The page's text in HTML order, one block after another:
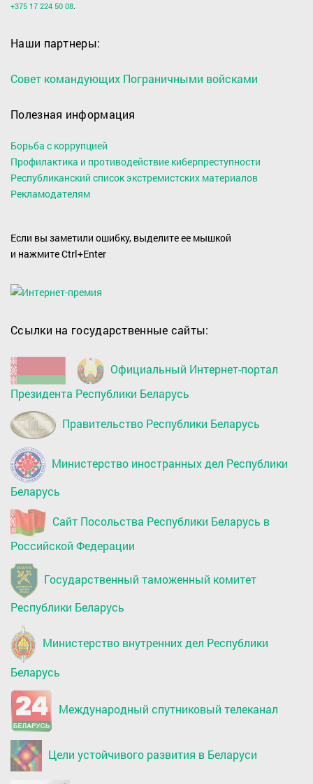
+375 17 224 50 08.
Наши партнеры:
Совет командующих Пограничными войсками
Полезная информация
Борьба с коррупцией
Профилактика и противодействие киберпреступности
Республиканский список экстремистских материалов
Рекламодателям
Если вы заметили ошибку, выделите ее мышкой
и нажмите Ctrl+Enter
Ссылки на государственные сайты:
Официальный Интернет-портал
Президента Республики Беларусь
Правительство Республики Беларусь
Министерство иностранных дел Республики
Беларусь
Сайт Посольства Республики Беларусь в
Российской Федерации
Государственный таможенный комитет
Республики Беларусь
Министерство внутренних дел Республики
Беларусь
Международный спутниковый телеканал
Цели устойчивого развития в Беларуси